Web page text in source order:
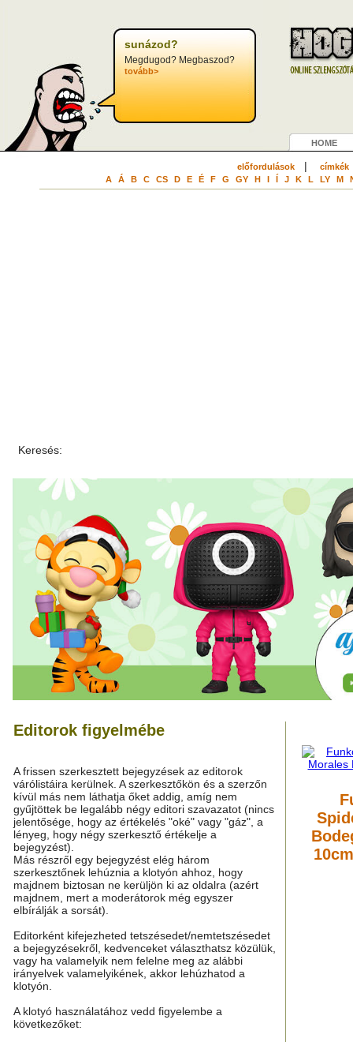
sunázod?
Megdugod? Megbaszod?
tovább>
HOME
előfordulások| címkék
A Á B C CS D E É F G GY H I Í J K L LY M
Keresés:
Editorok figyelmébe
A frissen szerkesztett bejegyzések az editorok
várólistáira kerülnek. A szerkesztőkön és a szerzőn
kívül más nem láthatja őket addig, amíg nem
gyűjtöttek be legalább négy editori szavazatot (nincs
jelentősége, hogy az értékelés "oké" vagy "gáz", a
lényeg, hogy négy szerkesztő értékelje a
bejegyzést).
Más részről egy bejegyzést elég három
szerkesztőnek lehúznia a klotyón ahhoz, hogy
majdnem biztosan ne kerüljön ki az oldalra (azért
majdnem, mert a moderátorok még egyszer
elbírálják a sorsát).
Editorként kifejezheted tetszésedet/nemtetszésedet
a bejegyzésekről, kedvenceket választhatsz közülük,
vagy ha valamelyik nem felelne meg az alábbi
irányelvek valamelyikének, akkor lehúzhatod a
klotyón.
A klotyó használatához vedd figyelembe a
következőket: